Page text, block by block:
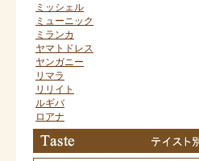
ミッシェル
ミューニック
ミランカ
ヤマトドレス
ヤンガニー
リマラ
リリイト
ルギバ
ロアナ